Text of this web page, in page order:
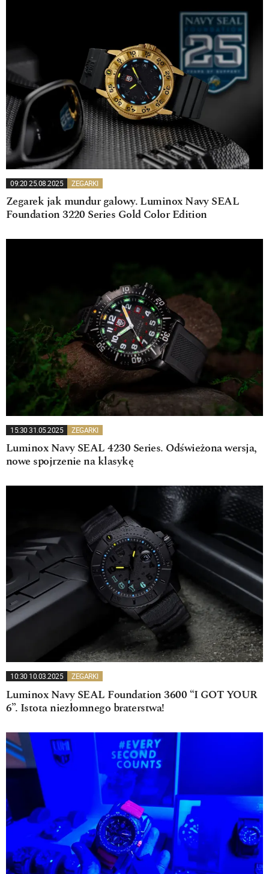
09:20 25.08.2025 ZEGARKI
Zegarek jak mundur galowy. Luminox Navy SEAL
Foundation 3220 Series Gold Color Edition
15:30 31.05.2025 ZEGARKI
Luminox Navy SEAL 4230 Series. Odświeżona wersja,
nowe spojrzenie na klasykę
10:30 10.03.2025 ZEGARKI
Luminox Navy SEAL Foundation 3600 “I GOT YOUR
6”. Istota niezłomnego braterstwa!